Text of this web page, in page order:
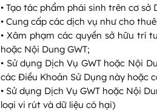
• Tạo tác phẩm phái sinh trên cơ sở
• Cung cấp các dịch vụ như cho
• Xâm phạm các quyền sở hữu trí
hoặc Nội Dung GWT;
• Sử dụng Dịch Vụ GWT hoặc Nội
các Điều Khoản Sử Dụng này hoặc
• Sử dụng Dịch Vụ GWT hoặc Nội
loại vi rút và dữ liệu có hại)